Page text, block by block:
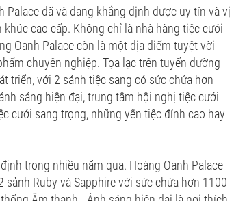
đã và đang khẳng định được uy tín và vị
cao cấp. Không chỉ là nhà hàng tiệc cưới
Oanh Palace còn là một địa điểm tuyệt vời
chuyên nghiệp. Tọa lạc trên tuyến đường
triển, với 2 sảnh tiệc sang có sức chứa hơn
sáng hiện đại, trung tâm hội nghị tiệc cưới
cưới sang trọng, những yến tiệc đỉnh cao hay
trong nhiều năm qua. Hoàng Oanh Palace
Ruby và Sapphire với sức chứa hơn 1100